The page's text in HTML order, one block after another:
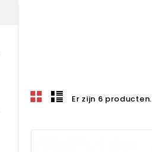
Er zijn 6 producten.